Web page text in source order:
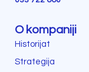
O kompaniji
Historijat
Strategija